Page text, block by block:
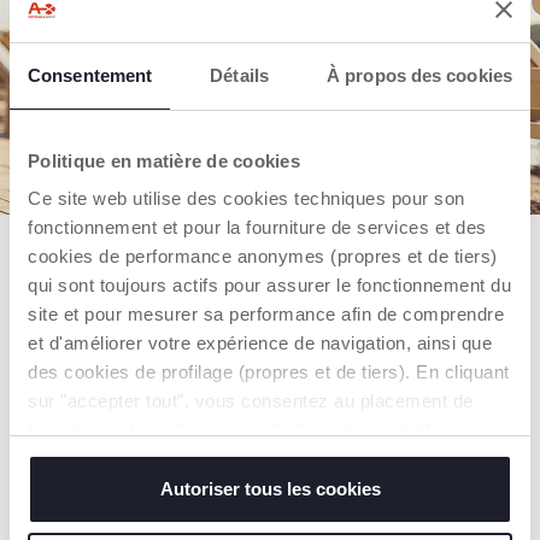
Consentement Détails À propos des cookies
Politique en matière de cookies
Ce site web utilise des cookies techniques pour son
fonctionnement et pour la fourniture de services et des
cookies de performance anonymes (propres et de tiers)
qui sont toujours actifs pour assurer le fonctionnement du
site et pour mesurer sa performance afin de comprendre
et d'améliorer votre expérience de navigation, ainsi que
des cookies de profilage (propres et de tiers). En cliquant
sur "accepter tout", vous consentez au placement de
modifier ou révoquer le consentement de tous les
cookies ou de certains d'entre eux, cliquez sur "afficher
les détails". En fermant cette bannière, vous consentez à
Autoriser tous les cookies
UNE JOLIE TENUE, ÇA FAIT
adapté à la saison.